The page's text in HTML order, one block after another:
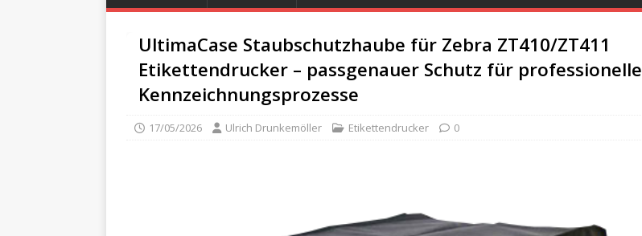
UltimaCase Staubschutzhaube für Zebra ZT410/ZT411
Etikettendrucker – passgenauer Schutz für professionelle
Kennzeichnungsprozesse
17/05/2026 Ulrich Drunkemöller Etikettendrucker 0